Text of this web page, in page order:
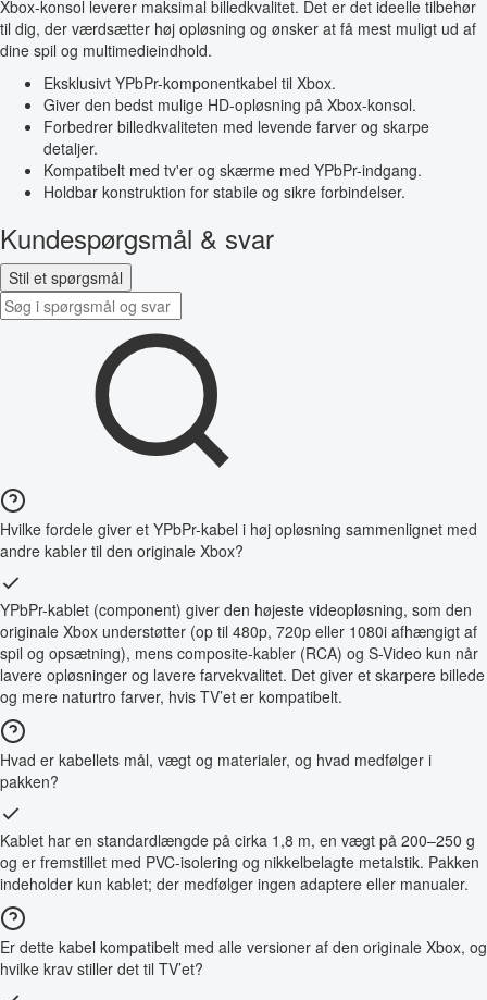
Xbox-konsol leverer maksimal billedkvalitet. Det er det ideelle tilbehør
til dig, der værdsætter høj opløsning og ønsker at få mest muligt ud af
dine spil og multimedieindhold.
Eksklusivt YPbPr-komponentkabel til Xbox.
Giver den bedst mulige HD-opløsning på Xbox-konsol.
Forbedrer billedkvaliteten med levende farver og skarpe
detaljer.
Kompatibelt med tv'er og skærme med YPbPr-indgang.
Holdbar konstruktion for stabile og sikre forbindelser.
Kundespørgsmål & svar
Stil et spørgsmål
Hvilke fordele giver et YPbPr-kabel i høj opløsning sammenlignet med
andre kabler til den originale Xbox?
YPbPr-kablet (component) giver den højeste videopløsning, som den
originale Xbox understøtter (op til 480p, 720p eller 1080i afhængigt af
spil og opsætning), mens composite-kabler (RCA) og S-Video kun når
lavere opløsninger og lavere farvekvalitet. Det giver et skarpere billede
og mere naturtro farver, hvis TV’et er kompatibelt.
Hvad er kabellets mål, vægt og materialer, og hvad medfølger i
pakken?
Kablet har en standardlængde på cirka 1,8 m, en vægt på 200–250 g
og er fremstillet med PVC-isolering og nikkelbelagte metalstik. Pakken
indeholder kun kablet; der medfølger ingen adaptere eller manualer.
Er dette kabel kompatibelt med alle versioner af den originale Xbox, og
hvilke krav stiller det til TV’et?